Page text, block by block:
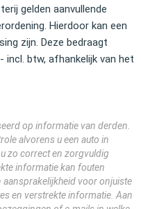
gelden aanvullende
Hierdoor kan een
zijn. Deze bedraagt
btw, afhankelijk van het
op informatie van derden.
alvorens u een auto in
zo correct en zorgvuldig
informatie kan fouten
aansprakelijkheid voor onjuiste
en verstrekte informatie. Aan